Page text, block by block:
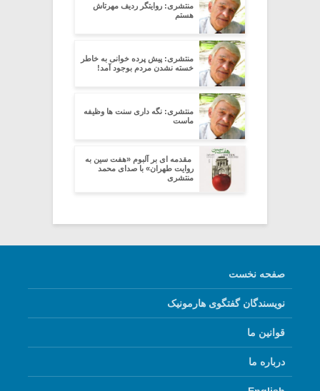
منتشری: روایتگر ردیف مهرتاش
هستم
منتشری: پیش پرده خوانی به خاطر
خسته نشدن مردم بوجود آمد!
منتشری: نگه داری سنت ها وظیفه
ماست
‍ مقدمه ای بر آلبوم «هفت سین به
روایت طهران» با صدای محمد
منتشری
صفحه نخست
نویسندگان گفتگوی هارمونیک
قوانین ما
درباره ما